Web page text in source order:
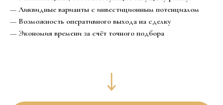
— Ликвидные варианты с инвестиционным потенциалом
— Возможность оперативного выхода на сделку
— Экономия времени за счёт точного подбора
ВТОРИЧНАЯ НЕДВИЖИМОСТЬ
ПАРТНЕРСКАЯ ПРОГРАММА
+7 (917) 247-06-97
Казань, Ибрагимова д 58, 12 этаж
Ежедневно с 10:00 до 19:00